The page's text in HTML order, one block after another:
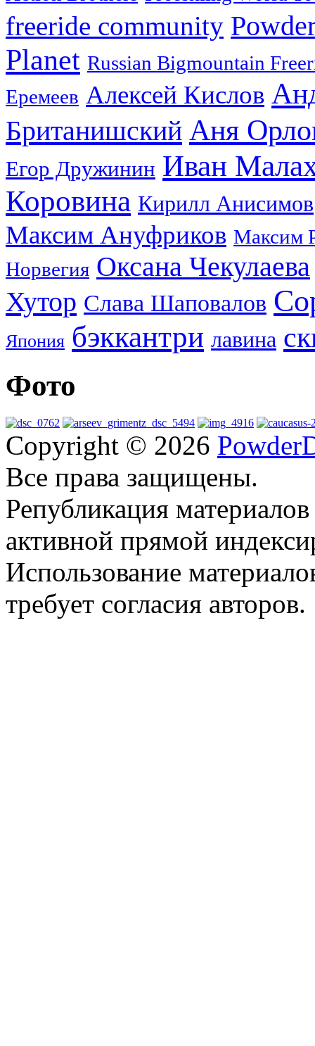
freeride community
Planet Russian Bigmountain
Еремеев Алексей Кислов
Британишский Аня
Егор Дружинин Иван
Коровина Кирилл Анисимов
Максим Ануфриков Максим
Норвегия Оксана Чекулаева
Хутор Слава Шаповалов
Япония бэккантри лавина
Фото
Copyright © 2026
Все права защищены.
Републикация
активной прямой
Использование
требует согласия авторов.